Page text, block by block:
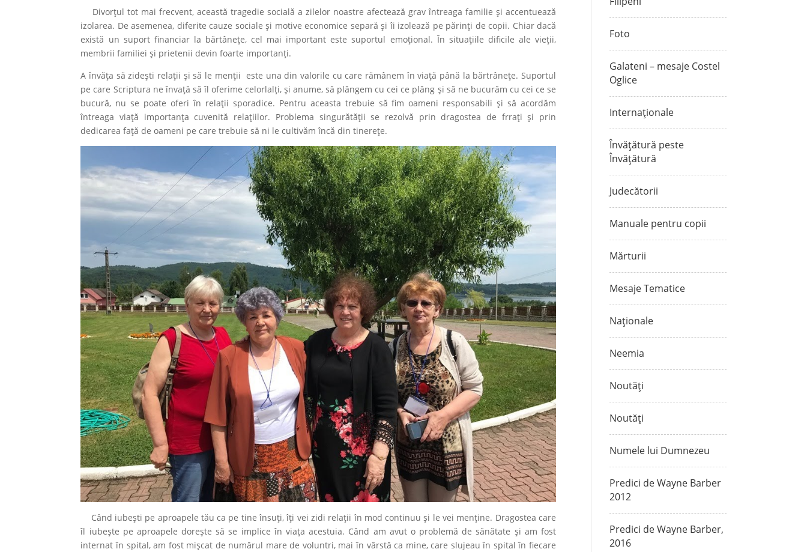
Divorțul tot mai frecvent, această tragedie socială a zilelor noastre afectează grav întreaga familie și accentuează
izolarea. De asemenea, diferite cauze sociale și motive economice separă și îi izolează pe părinți de copii. Chiar dacă
există un suport financiar la bărtânețe, cel mai important este suportul emoțional. În situațiile dificile ale vieții,
membrii familiei și prietenii devin foarte importanți.
A învăța să zidești relații și să le menții este una din valorile cu care rămânem în viață până la bărtrânețe. Suportul
pe care Scriptura ne învață să îl oferime celorlalți, și anume, să plângem cu cei ce plâng și să ne bucurăm cu cei ce se
bucură, nu se poate oferi în relații sporadice. Pentru aceasta trebuie să fim oameni responsabili și să acordăm
întreaga viață importanța cuvenită relațiilor. Problema singurătății se rezolvă prin dragostea de frrați și prin
dedicarea față de oameni pe care trebuie să ni le cultivăm încă din tinerețe.
Când iubești pe aproapele tău ca pe tine însuți, îți vei zidi relații în mod continuu și le vei menține. Dragostea care
îl iubește pe aproapele dorește să se implice în viața acestuia. Când am avut o problemă de sănătate și am fost
internat în spital, am fost mișcat de numărul mare de voluntri, mai în vârstă ca mine, care slujeau în spital în fiecare
Foto
Galateni – mesaje Costel
Oglice
Internaționale
Învățătură peste
Învățătură
Judecătorii
Manuale pentru copii
Mărturii
Mesaje Tematice
Naționale
Neemia
Noutăți
Noutăți
Numele lui Dumnezeu
Predici de Wayne Barber
2012
Predici de Wayne Barber,
2016